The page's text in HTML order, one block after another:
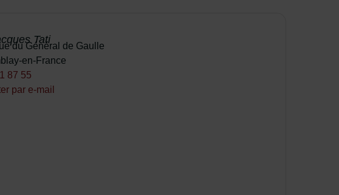
Tati
du Général de Gaulle
en-France
87 55
par e-mail